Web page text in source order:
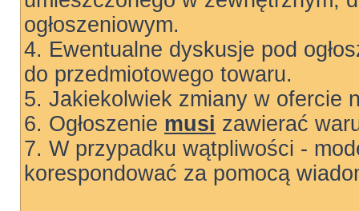
ogłoszeniowym.
4. Ewentualne dyskusje pod
do przedmiotowego towaru.
5. Jakiekolwiek zmiany w ofercie
6. Ogłoszenie musi zawierać
7. W przypadku wątpliwości -
korespondować za pomocą